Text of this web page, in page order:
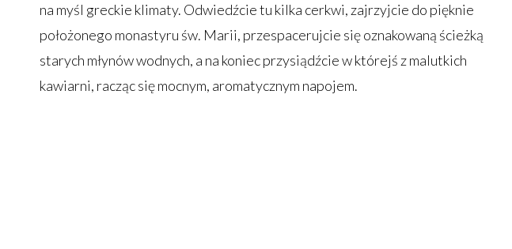
na myśl greckie klimaty. Odwiedźcie tu kilka cerkwi, zajrzyjcie do pięknie
położonego monastyru św. Marii, przespacerujcie się oznakowaną ścieżką
starych młynów wodnych, a na koniec przysiądźcie w którejś z malutkich
kawiarni, racząc się mocnym, aromatycznym napojem.